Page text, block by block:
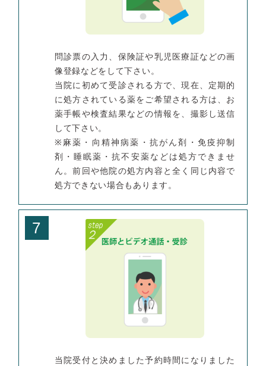
問診票の入力、保険証や乳児医療証などの画
像登録などをして下さい。
当院に初めて受診される方で、現在、定期的
に処方されている薬をご希望される方は、お
薬手帳や検査結果などの情報を、撮影し送信
して下さい。
※麻薬・向精神病薬・抗がん剤・免疫抑制
剤・睡眠薬・抗不安薬などは処方できませ
ん。前回や他院の処方内容と全く同じ内容で
処方できない場合もあります。
7
当院受付と決めました予約時間になりました